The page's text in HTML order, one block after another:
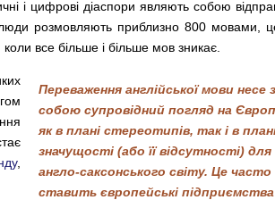
і цифрові діаспори являють собою
розмовляють приблизно 800 мовами,
коли все більше і більше мов зникає.
Переваження англійської мови несе з
собою супровідний погляд на
як в плані стереотипів, так і в
значущості (або її відсутності) для
англо-саксонського світу. Це часто
ставить європейські підприємства
,